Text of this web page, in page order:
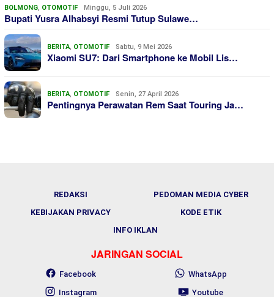
BOLMONG, OTOMOTIF Minggu, 5 Juli 2026
Bupati Yusra Alhabsyi Resmi Tutup Sulawe…
BERITA, OTOMOTIF Sabtu, 9 Mei 2026
Xiaomi SU7: Dari Smartphone ke Mobil Lis…
BERITA, OTOMOTIF Senin, 27 April 2026
Pentingnya Perawatan Rem Saat Touring Ja…
REDAKSI
PEDOMAN MEDIA CYBER
KEBIJAKAN PRIVACY
KODE ETIK
INFO IKLAN
JARINGAN SOCIAL
Facebook
WhatsApp
Instagram
Youtube